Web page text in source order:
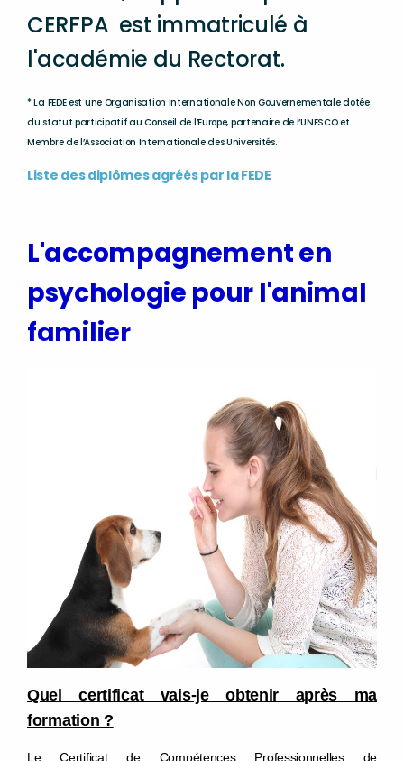
CERFPA est immatriculé à
l'académie du Rectorat.
* La FEDE est une Organisation Internationale Non Gouvernementale dotée
du statut participatif au Conseil de l’Europe, partenaire de l’UNESCO et
Membre de l’Association Internationale des Universités.
Liste des diplômes agréés par la FEDE
L'accompagnement en
psychologie pour l'animal
familier
Quel certificat vais-je obtenir après ma
formation ?
Le Certificat de Compétences Professionnelles de